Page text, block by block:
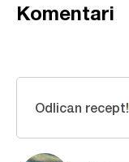
Komentari
Odlican recept!